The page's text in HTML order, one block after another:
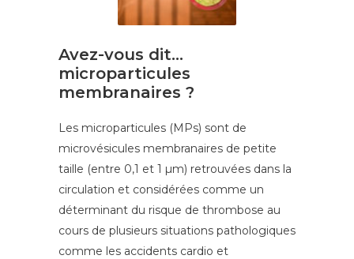
Avez-vous dit…
microparticules
membranaires ?
Les microparticules (MPs) sont de
microvésicules membranaires de petite
taille (entre 0,1 et 1 µm) retrouvées dans la
circulation et considérées comme un
déterminant du risque de thrombose au
cours de plusieurs situations pathologiques
comme les accidents cardio et